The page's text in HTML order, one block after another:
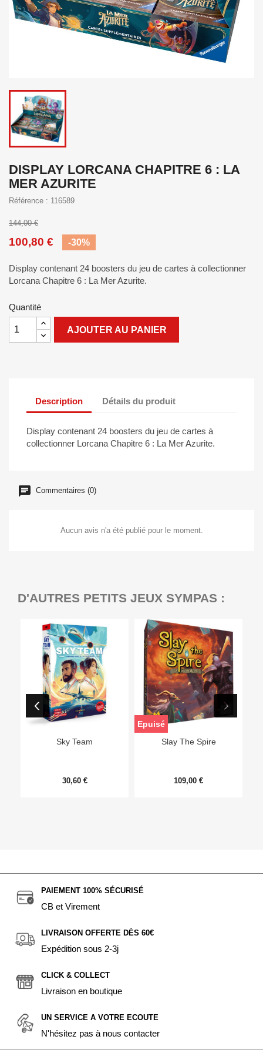
DISPLAY LORCANA CHAPITRE 6 : LA
MER AZURITE
Référence : 116589
144,00 €
100,80 € -30%
Display contenant 24 boosters du jeu de cartes à collectionner
Lorcana Chapitre 6 : La Mer Azurite.
Quantité
AJOUTER AU PANIER
Description Détails du produit
Display contenant 24 boosters du jeu de cartes à
collectionner Lorcana Chapitre 6 : La Mer Azurite.
Commentaires (0)
Aucun avis n'a été publié pour le moment.
D'AUTRES PETITS JEUX SYMPAS :
Sky Team
30,60 €
Slay The Spire
109,00 €
Epuisé
PAIEMENT 100% SÉCURISÉ
CB et Virement
LIVRAISON OFFERTE DÈS 60€
Expédition sous 2-3j
CLICK & COLLECT
Livraison en boutique
UN SERVICE A VOTRE ECOUTE
N'hésitez pas à nous contacter